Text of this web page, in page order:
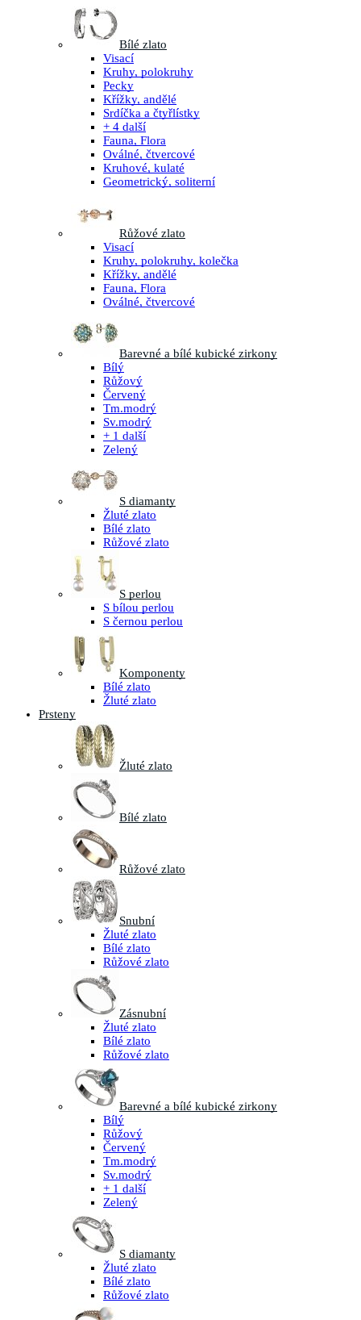
Bílé zlato
Visací
Kruhy, polokruhy
Pecky
Křížky, andělé
Srdíčka a čtyřlístky
+ 4 další
Fauna, Flora
Oválné, čtvercové
Kruhové, kulaté
Geometrický, soliterní
Růžové zlato
Visací
Kruhy, polokruhy, kolečka
Křížky, andělé
Fauna, Flora
Oválné, čtvercové
Barevné a bílé kubické zirkony
Bílý
Růžový
Červený
Tm.modrý
Sv.modrý
+ 1 další
Zelený
S diamanty
Žluté zlato
Bílé zlato
Růžové zlato
S perlou
S bílou perlou
S černou perlou
Komponenty
Bílé zlato
Žluté zlato
Prsteny
Žluté zlato
Bílé zlato
Růžové zlato
Snubní
Žluté zlato
Bílé zlato
Růžové zlato
Zásnubní
Žluté zlato
Bílé zlato
Růžové zlato
Barevné a bílé kubické zirkony
Bílý
Růžový
Červený
Tm.modrý
Sv.modrý
+ 1 další
Zelený
S diamanty
Žluté zlato
Bílé zlato
Růžové zlato